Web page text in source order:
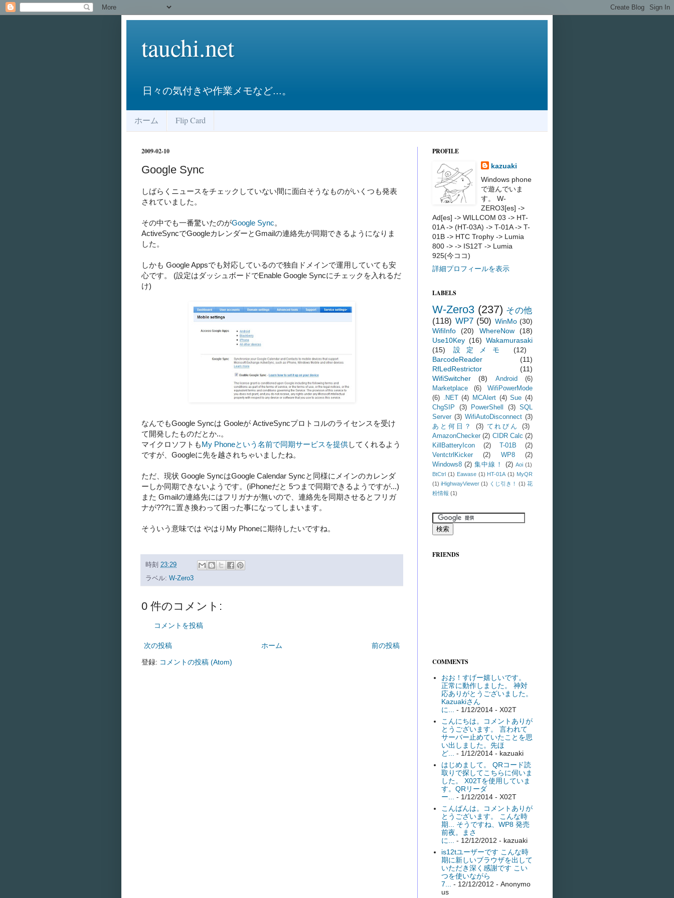
tauchi.net
日々の気付きや作業メモなど...。
ホーム Flip Card
2009-02-10
Google Sync
しばらくニュースをチェックしていない間に面白そうなものがいくつも発表
されていました。
その中でも一番驚いたのがGoogle Sync。
ActiveSyncでGoogleカレンダーとGmailの連絡先が同期できるようになりま
した。
しかも Google Appsでも対応しているので独自ドメインで運用していても安
心です。 (設定はダッシュボードでEnable Google Syncにチェックを入れるだ
け)
なんでもGoogle Syncは Gooleが ActiveSyncプロトコルのライセンスを受け
て開発したものだとか..。
マイクロソフトもMy Phoneという名前で同期サービスを提供してくれるよう
ですが、Googleに先を越されちゃいましたね。
ただ、現状 Google SyncはGoogle Calendar Syncと同様にメインのカレンダ
ーしか同期できないようです。(iPhoneだと 5つまで同期できるようですが...)
また Gmailの連絡先にはフリガナが無いので、連絡先を同期させるとフリガ
ナが???に置き換わって困った事になってしまいます。
そういう意味では やはりMy Phoneに期待したいですね。
時刻 23:29
ラベル: W-Zero3
0 件のコメント:
コメントを投稿
次の投稿 前の投稿
ホーム
登録: コメントの投稿 (Atom)
PROFILE
kazuaki
Windows phone
で遊んでいま
す。 W-
ZERO3[es] ->
Ad[es] -> WILLCOM 03 -> HT-
01A -> (HT-03A) -> T-01A -> T-
01B -> HTC Trophy -> Lumia
800 -> -> IS12T -> Lumia
925(今ココ)
詳細プロフィールを表示
LABELS
W-Zero3 (237) その他
(118) WP7 (50) WinMo (30)
WifiInfo
(20) WhereNow
(18)
Use10Key (16) Wakamurasaki
(15)
設定メモ
(12)
BarcodeReader
(11)
RfLedRestrictor
(11)
WifiSwitcher
(8) Android
(6)
Marketplace
(6)
WifiPowerMode
(6) .NET (4) MCAlert (4) Sue (4)
ChgSIP
(3) PowerShell (3)
SQL
Server (3) WifiAutoDisconnect (3)
あと何日？
(3) てれびん
(3)
AmazonChecker (2) CIDR Calc (2)
KillBatteryIcon
(2) T-01B
(2)
VentctrlKicker
(2) WP8
(2)
Windows8 (2) 集中線！ (2) Aoi (1)
BtCtrl (1) Eawase (1) HT-01A (1) MyQR
(1) iHighwayViewer (1) くじ引き！ (1) 花
粉情報 (1)
FRIENDS
COMMENTS
おお！すげー嬉しいです。
正常に動作しました。 神対
応ありがとうございました。
Kazuakiさん
に... - 1/12/2014- X02T
こんにちは。コメントありが
とうございます。 言われて
サーバー止めていたことを思
い出しました。先ほ
ど... - 1/12/2014- kazuaki
はじめまして。 QRコード読
取りで探してこちらに伺いま
した。 X02Tを使用していま
す。QRリーダ
ー... - 1/12/2014- X02T
こんばんは。コメントありが
とうございます。 こんな時
期... そうですね、WP8 発売
前夜。まさ
に... - 12/12/2012 - kazuaki
is12tユーザーです こんな時
期に新しいブラウザを出して
いただき深く感謝です こい
つを使いながら
7... - 12/12/2012 - Anonymo
us